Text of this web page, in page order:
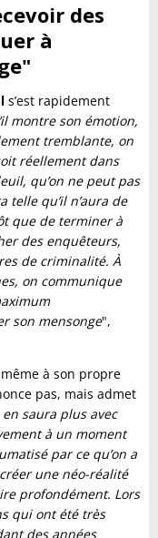
des
à
s’est rapidement
montre son émotion,
tremblante, on
réellement dans
qu’on ne peut pas
telle qu’il n’aura de
que de terminer à
des enquêteurs,
de criminalité. À
on communique
son mensonge",
à son propre
pas, mais admet
en saura plus avec
à un moment
par ce qu’on a
une néo-réalité
profondément. Lors
qui ont été très
des années